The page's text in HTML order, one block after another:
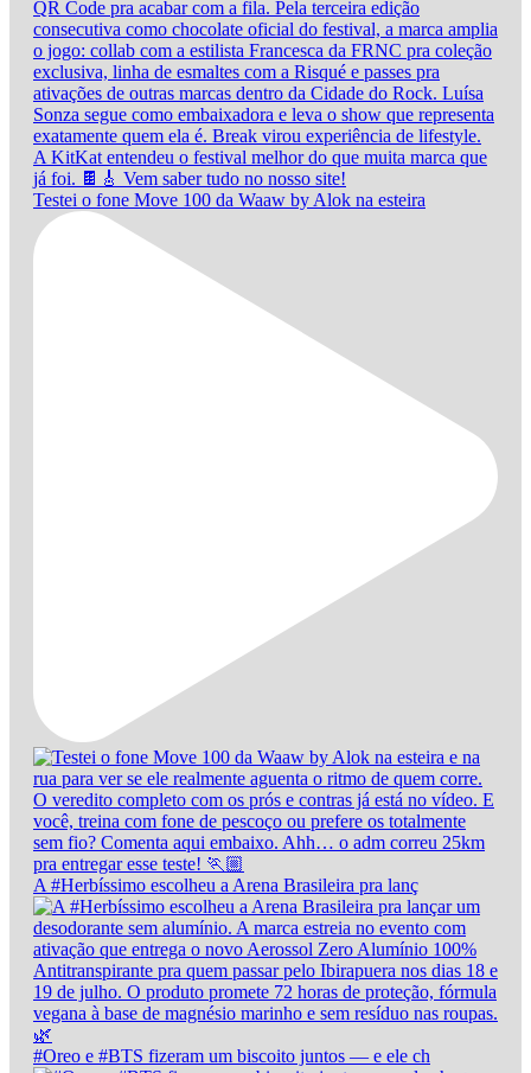
Testei o fone Move 100 da Waaw by Alok na esteira
A #Herbíssimo escolheu a Arena Brasileira pra lanç
#Oreo e #BTS fizeram um biscoito juntos — e ele ch